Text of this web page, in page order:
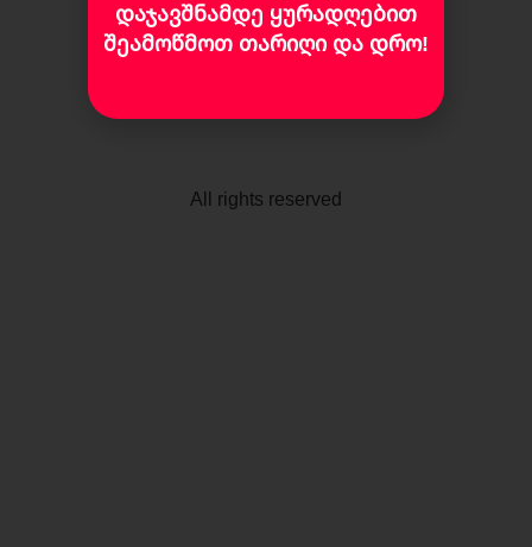
All rights reserved
დაჯავშნამდე ყურადღებით
შეამოწმოთ თარიღი და დრო!